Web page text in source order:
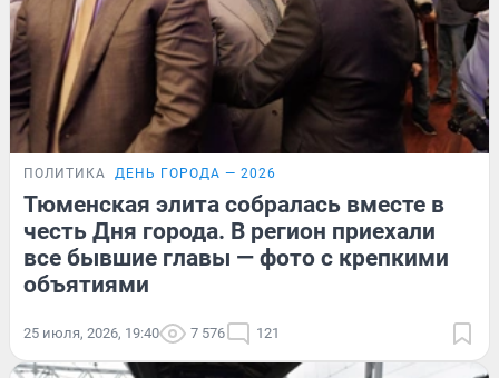
ПОЛИТИКА ДЕНЬ ГОРОДА — 2026
Тюменская элита собралась вместе в
честь Дня города. В регион приехали
все бывшие главы — фото с крепкими
объятиями
25 июля, 2026, 19:40 7 576 121